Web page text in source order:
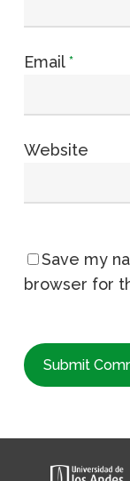
Email*
Website
Save my
browser for